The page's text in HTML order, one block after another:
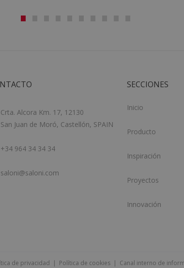
Crta. Alcora Km. 17, 12130
San Juan de Moró, Castellón, SPAIN
+34 964 34 34 34
saloni@saloni.com
SECCIONES
Inicio
Producto
Inspiración
Proyectos
Innovación
de privacidad | Política de cookies| Canal interno de